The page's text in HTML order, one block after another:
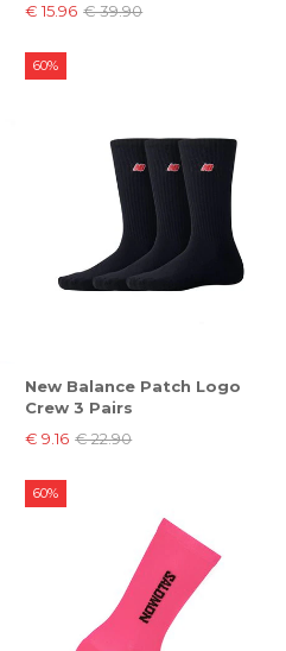
€ 15.96 € 39.90
New Balance Patch Logo
Crew 3 Pairs
€ 9.16 € 22.90
60%
60%